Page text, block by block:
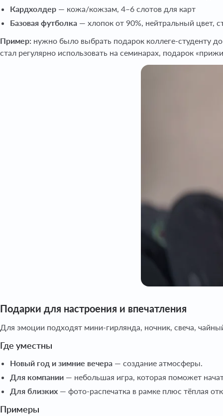
Кардхолдер — кожа/кожзам, 4–6 слотов для карт
Базовая футболка — хлопок от 90%, нейтральный цвет,
Пример: нужно было выбрать подарок коллеге-студенту
стал регулярно использовать на семинарах, подарок
Подарки для настроения и впечатления
Для эмоции подходят мини-гирлянда, ночник, свеча,
Где уместны
Новый год и зимние вечера — создание атмосферы.
Для компании — небольшая игра, которая поможет
Для близких — фото-распечатка в рамке плюс тёплая
Примеры